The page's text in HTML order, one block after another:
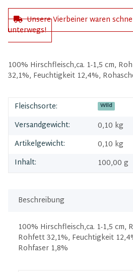
Unsere Vierbeiner waren
unterwegs!
100% Hirschfleisch,ca. 1-1,5 cm,
32,1%, Feuchtigkeit 12,4%,
Fleischsorte: Wild
Versandgewicht:
0,10 kg
Artikelgewicht:
0,10 kg
Inhalt:
100,00 g
Beschreibung
100% Hirschfleisch,ca. 1-1,5 cm,
Rohfett 32,1%, Feuchtigkeit
Rohfaser 1,8%